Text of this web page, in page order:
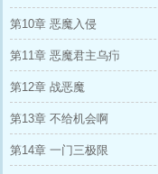
第10章 恶魔入侵
第11章 恶魔君主乌疖
第12章 战恶魔
第13章 不给机会啊
第14章 一门三极限